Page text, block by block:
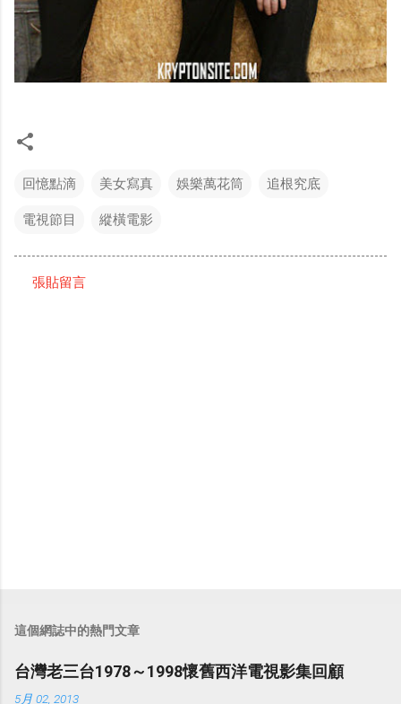
回憶點滴 美女寫真 娛樂萬花筒 追根究底
電視節目 縱橫電影
張貼留言
這個網誌中的熱門文章
台灣老三台1978～1998懷舊西洋電視影集回顧
5月 02, 2013